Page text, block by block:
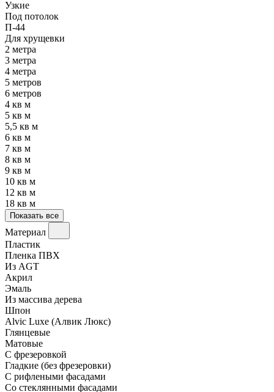
Узкие
Под потолок
П-44
Для хрущевки
2 метра
3 метра
4 метра
5 метров
6 метров
4 кв м
5 кв м
5,5 кв м
6 кв м
7 кв м
8 кв м
9 кв м
10 кв м
12 кв м
18 кв м
Показать все
Материал
Пластик
Пленка ПВХ
Из AGT
Акрил
Эмаль
Из массива дерева
Шпон
Alvic Luxe (Алвик Люкс)
Глянцевые
Матовые
С фрезеровкой
Гладкие (без фрезеровки)
С рифлеными фасадами
Со стеклянными фасадами